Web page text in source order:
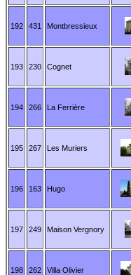
192 431 Montbressieux
193 230 Cognet
194 266 La Ferrière
195 267 Les Muriers
196 163 Hugo
197 249 Maison Vergnory
198 262 Villa Olivier